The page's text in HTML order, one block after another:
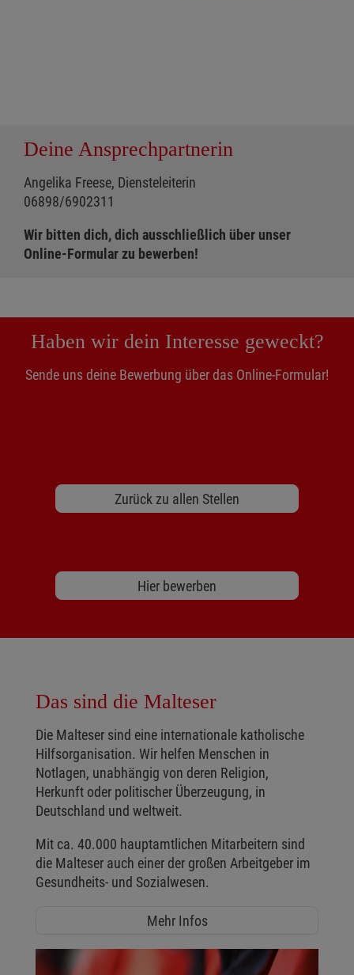
Deine Ansprechpartnerin
Angelika Freese, Diensteleiterin
06898/6902311
Wir bitten dich, dich ausschließlich über unser
Online-Formular zu bewerben!
Haben wir dein Interesse geweckt?
Sende uns deine Bewerbung über das Online-Formular!
Zurück zu allen Stellen
Hier bewerben
Das sind die Malteser
Die Malteser sind eine internationale katholische
Hilfsorganisation. Wir helfen Menschen in
Notlagen, unabhängig von deren Religion,
Herkunft oder politischer Überzeugung, in
Deutschland und weltweit.
Mit ca. 40.000 hauptamtlichen Mitarbeitern sind
die Malteser auch einer der großen Arbeitgeber im
Gesundheits- und Sozialwesen.
Mehr Infos